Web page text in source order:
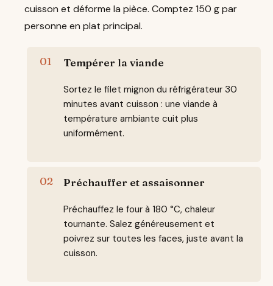
cuisson et déforme la pièce. Comptez 150 g par
personne en plat principal.
Tempérer la viande
Sortez le filet mignon du réfrigérateur 30
minutes avant cuisson : une viande à
température ambiante cuit plus
uniformément.
Préchauffer et assaisonner
Préchauffez le four à 180 °C, chaleur
tournante. Salez généreusement et
poivrez sur toutes les faces, juste avant la
cuisson.